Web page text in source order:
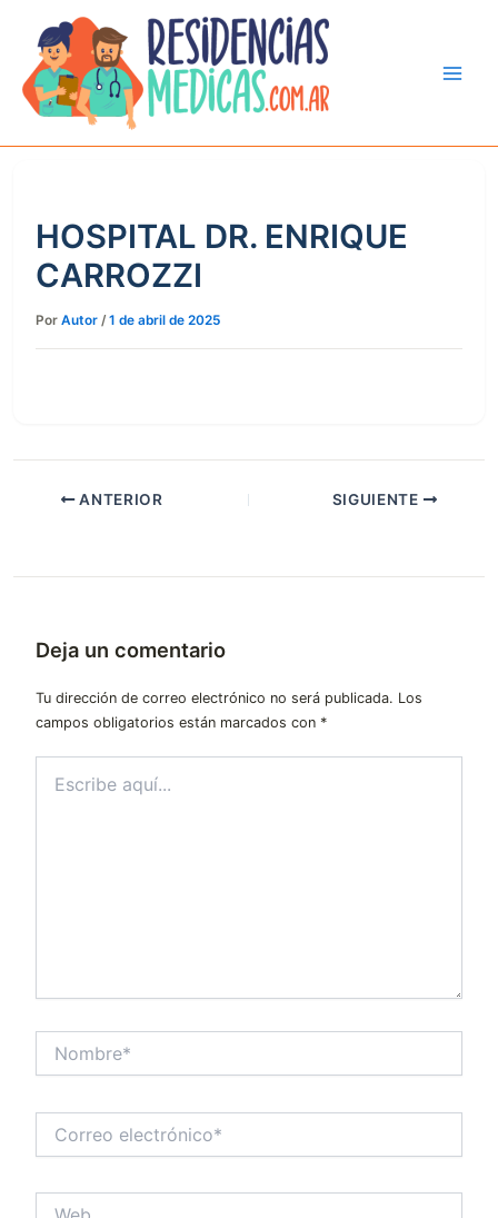
contenido
HOSPITAL DR. ENRIQUE
CARROZZI
Por Autor /1 de abril de 2025
ANTERIOR SIGUIENTE
Deja un comentario
Tu dirección de correo electrónico no será publicada. Los
campos obligatorios están marcados con *
aquí...
electrónico*